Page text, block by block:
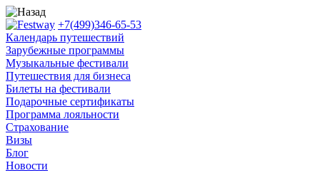
+7(499)346-65-53
Календарь путешествий
Зарубежные программы
Музыкальные фестивали
Путешествия для бизнеса
Билеты на фестивали
Подарочные сертификаты
Программа лояльности
Cтрахование
Визы
Блог
Новости